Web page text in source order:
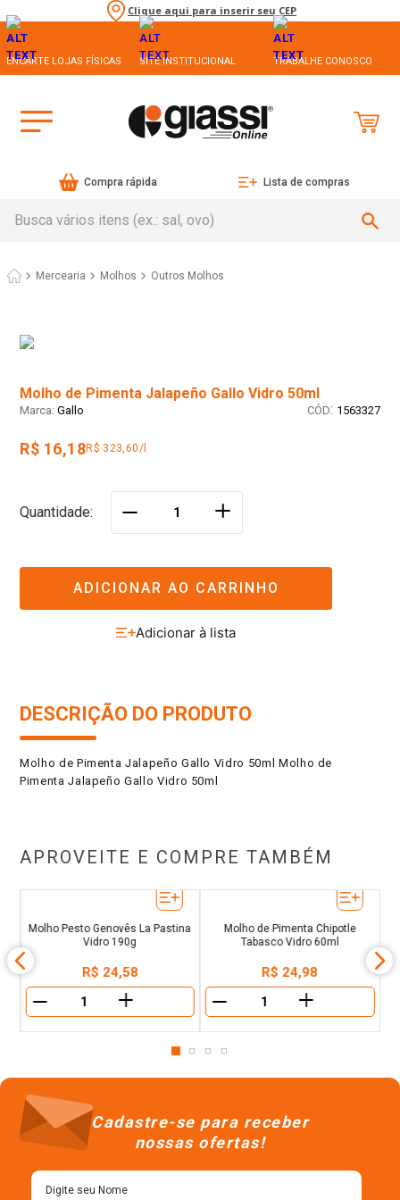
Clique aqui para inserir seu CEP
ENCARTE LOJAS FÍSICAS SITE INSTITUCIONAL TRABALHE CONOSCO
Compra rápida Lista de compras
Mercearia Molhos Outros Molhos
Molho de Pimenta Jalapeño Gallo Vidro 50ml
Gallo : 1563327
R$ 16,18R$ 323,60/l
Quantidade ＋
ADICIONAR AO CARRINHO
DESCRIÇÃO DO PRODUTO
Molho de Pimenta Jalapeño Gallo Vidro 50ml Molho de
Pimenta Jalapeño Gallo Vidro 50ml
APROVEITE E COMPRE TAMBÉM
Molho Pesto Genovês La Pastina
R$ 24,58
＋
－
Molho de Pimenta Chipotle
Tabasco Vidro 60ml
R$ 24,98
＋
－
Cadastre-se para receber
nossas ofertas!